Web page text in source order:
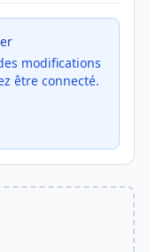
modifications
être connecté.